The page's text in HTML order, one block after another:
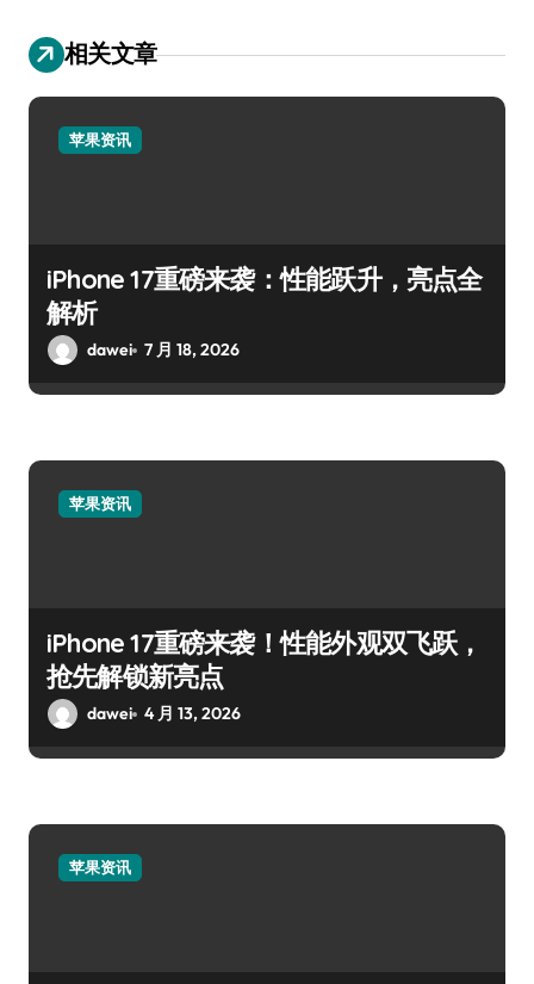
相关文章
苹果资讯
iPhone 17重磅来袭：性能跃升，亮点全
解析
dawei 7 月 18, 2026
苹果资讯
iPhone 17重磅来袭！性能外观双飞跃，
抢先解锁新亮点
dawei 4 月 13, 2026
苹果资讯